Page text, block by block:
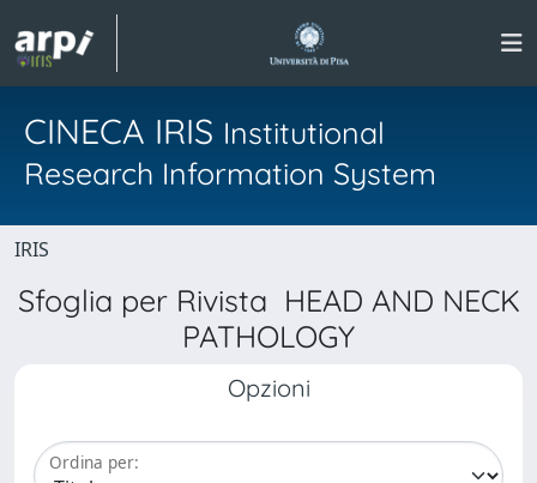
CINECA IRIS Institutional
Research Information System
IRIS
Sfoglia per Rivista HEAD AND NECK
PATHOLOGY
Opzioni
Ordina per: